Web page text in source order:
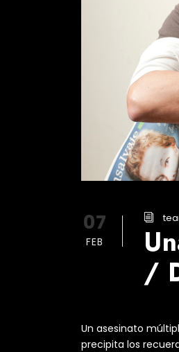
07
FEB
/
Un asesinato
precipita los